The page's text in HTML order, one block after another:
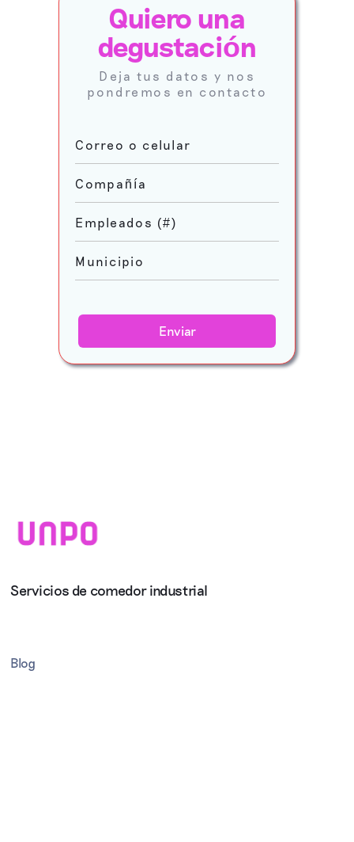
Quiero una
degustación
Deja tus datos y nos
pondremos en contacto
Servicios de comedor industrial
Blog